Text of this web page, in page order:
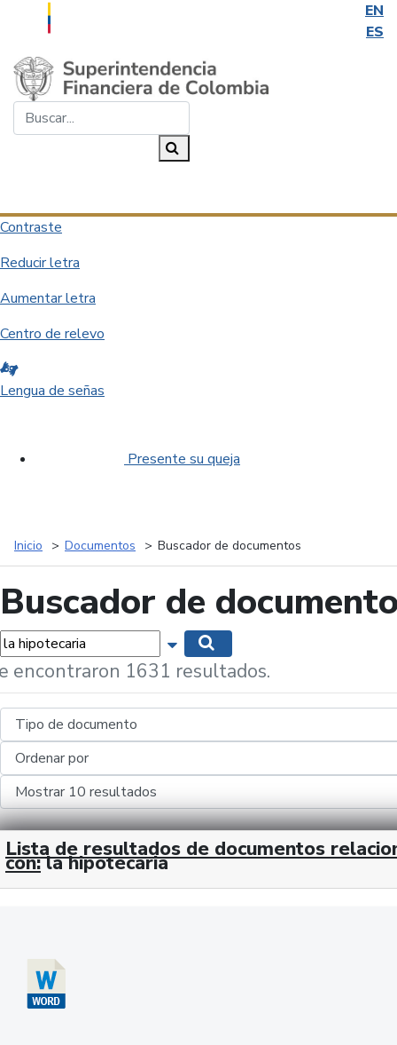
EN
ES
Saltar al contenido principal
Contraste
Reducir letra
Aumentar letra
Centro de relevo
Lengua de señas
Presente su queja
Inicio Documentos Buscador de documentos
Buscador de
Mostrar opciones de búsqueda
encontraron 1631 resultados.
Lista de resultados de documentos
con: la hipotecaria